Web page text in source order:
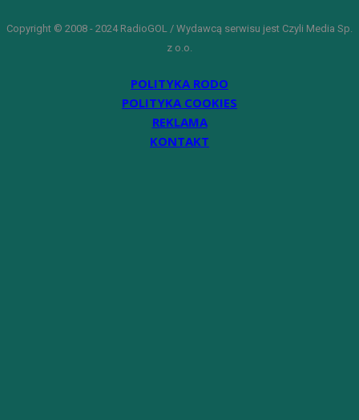
Copyright © 2008 - 2024 RadioGOL / Wydawcą serwisu jest Czyli Media Sp.
z o.o.
POLITYKA RODO
POLITYKA COOKIES
REKLAMA
KONTAKT